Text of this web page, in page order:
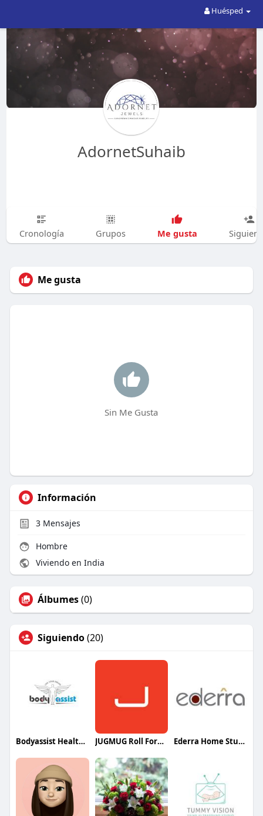
Huésped
AdornetSuhaib
Cronología Grupos Me gusta
Me gusta
Sin Me Gusta
Información
3Mensajes
Hombre
Viviendo en India
Álbumes(0)
Siguiendo(20)
Bodyassist Health and Wellness JUGMUG Roll Forming Ederra Home Studio